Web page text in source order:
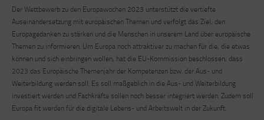
Der Wettbewerb zu den Europawochen 2023 unterstützt die vertiefte
Auseinandersetzung mit europäischen Themen und verfolgt das Ziel, den
Europagedanken zu stärken und die Menschen in unserem Land über europäische
Themen zu informieren. Um Europa noch attraktiver zu machen für die, die etwas
können und sich einbringen wollen, hat die EU-Kommission beschlossen, dass
2023 das Europäische Themenjahr der Kompetenzen bzw. der Aus- und
Weiterbildung werden soll. Es soll maßgeblich in die Aus- und Weiterbildung
investiert werden und Fachkräfte sollen noch besser integriert werden. Zudem soll
Europa fit werden für die digitale Lebens- und Arbeitswelt in der Zukunft.